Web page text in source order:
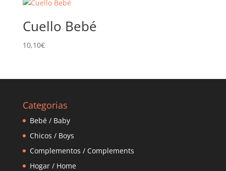
Cuello Bebé
10,10€
Categorias
Bebé / Baby
Chicos / Boys
Complementos / Complements
Hogar / Home